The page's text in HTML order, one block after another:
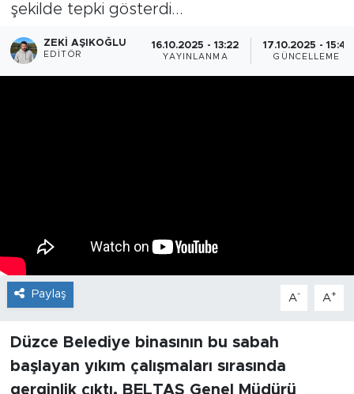
şekilde tepki gösterdi...
ZEKI AŞIKOĞLU
EDITÖR
16.10.2025 - 13:22
YAYINLANMA
17.10.2025 - 15:41
GÜNCELLEME
Paylaş A- A+
Düzce Belediye binasının bu sabah
başlayan yıkım çalışmaları sırasında
gerginlik çıktı. BELTAŞ Genel Müdürü